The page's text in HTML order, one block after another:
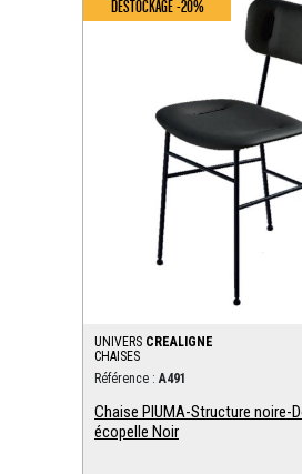
DESTOCKAGE -20%
UNIVERS CREALIGNE
CHAISES
Référence :A491
Chaise PIUMA-Structure noire-
écopelle Noir